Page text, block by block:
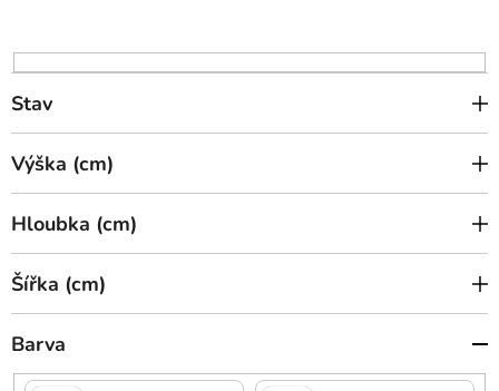
u
k
t
ů
Stav
Výška (cm)
Hloubka (cm)
Šířka (cm)
Barva